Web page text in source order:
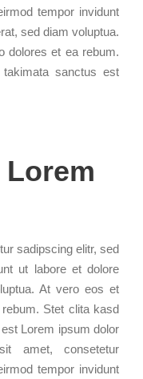
tempor invidunt
sed diam voluptua.
dolores et ea rebum.
sanctus est
sadipscing elitr, sed
ut labore et dolore
At vero eos et
Stet clita kasd
Lorem ipsum dolor
amet, consetetur
tempor invidunt